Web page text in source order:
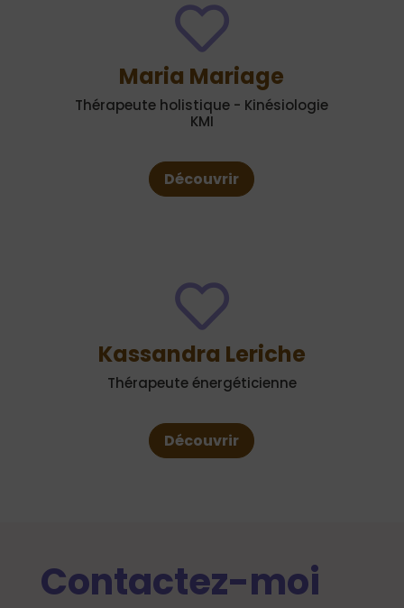

Maria Mariage
Thérapeute holistique - Kinésiologie
KMI
Découvrir

Kassandra Leriche
Thérapeute énergéticienne
Découvrir
Contactez-moi